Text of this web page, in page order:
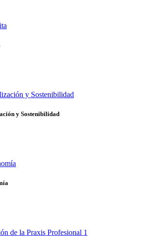
y Sostenibilidad
y Sostenibilidad
de la Praxis Profesional 1